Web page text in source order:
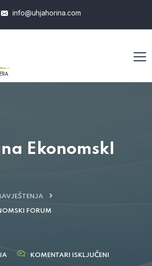
info@uhjahorina.com
EkonomskI
FORUM
KOMENTARI ISKLJUČENI